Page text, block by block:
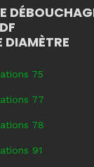
75
77
78
91